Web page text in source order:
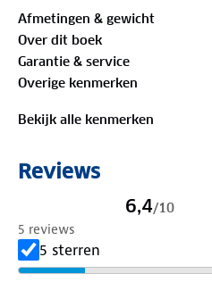
Deze handzame gids staat
over routes,
Daarnaast bevat hij
land op een verrassende
in de gids zit een
Afmetingen & gewicht
Over dit boek
Garantie & service
Overige kenmerken
Bekijk alle kenmerken
Reviews
6,4/10
5 reviews
5 sterren